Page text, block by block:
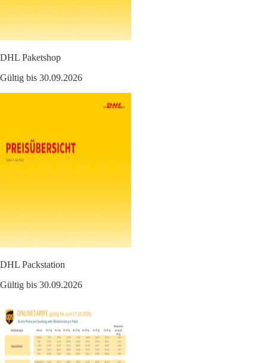
DHL Paketshop
Gültig bis 30.09.2026
DHL Packstation
Gültig bis 30.09.2026